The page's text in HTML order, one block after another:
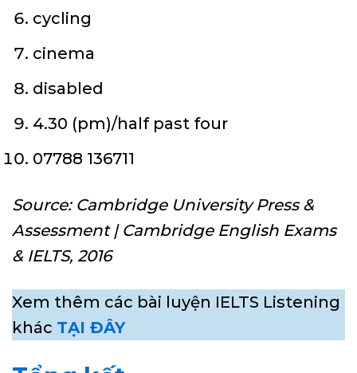
cycling
cinema
disabled
4.30 (pm)/half past four
07788 136711
Source: Cambridge University Press &
Assessment | Cambridge English Exams
& IELTS, 2016
Xem thêm các bài luyện IELTS Listening
khác TẠI ĐÂY